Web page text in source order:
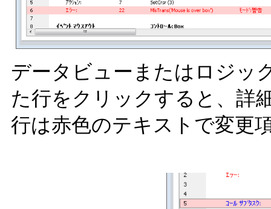
データビューまたはロジッ
た行をクリックすると、詳
行は赤色のテキストで変更